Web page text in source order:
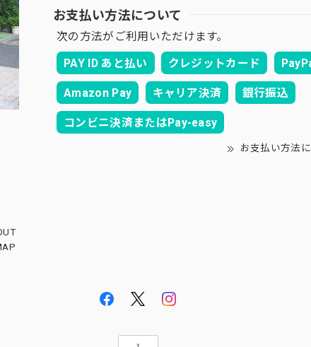
お支払い方法について
次の方法がご利用いただけます。
PAY ID あと払い
クレジットカード
Amazon Pay キャリア決済 銀行振込
コンビニ決済またはPay-easy
お支払い方法